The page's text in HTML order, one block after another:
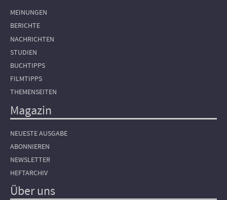
MEINUNGEN
BERICHTE
NACHRICHTEN
STUDIEN
BUCHTIPPS
FILMTIPPS
THEMENSEITEN
Magazin
NEUESTE AUSGABE
ABONNIEREN
NEWSLETTER
HEFTARCHIV
Über uns